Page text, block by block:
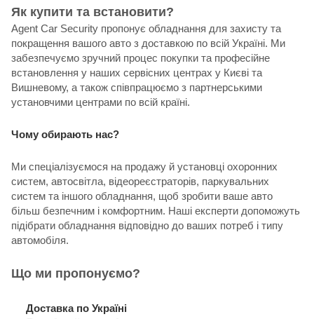
Як купити та встановити?
Agent Car Security пропонує обладнання для захисту та
покращення вашого авто з доставкою по всій Україні. Ми
забезпечуємо зручний процес покупки та професійне
встановлення у наших сервісних центрах у Києві та
Вишневому, а також співпрацюємо з партнерськими
установчими центрами по всій країні.
Чому обирають нас?
Ми спеціалізуємося на продажу й установці охоронних
систем, автосвітла, відеореєстраторів, паркувальних
систем та іншого обладнання, щоб зробити ваше авто
більш безпечним і комфортним. Наші експерти допоможуть
підібрати обладнання відповідно до ваших потреб і типу
автомобіля.
Що ми пропонуємо?
Доставка по Україні